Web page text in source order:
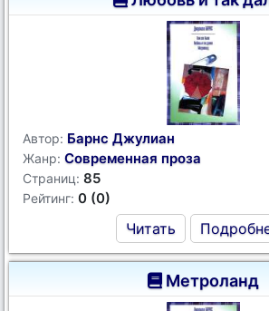
Автор: Барнс Джулиан
Жанр: Современная проза
Страниц: 85
Рейтинг: 0 (0)
Читать
Метроланд